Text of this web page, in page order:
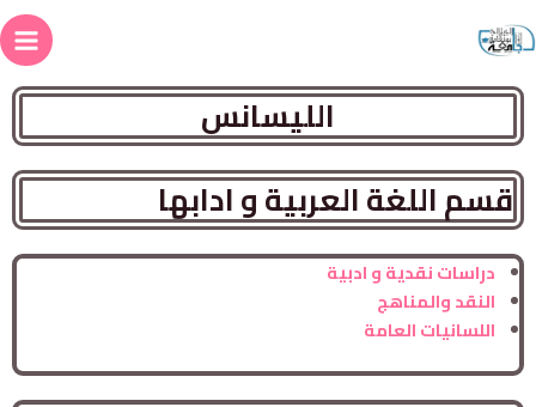
الليسانس
قسم اللغة العربية و ادابها
دراسات نقدية و ادبية
النقد والمناهج
اللسانيات العامة